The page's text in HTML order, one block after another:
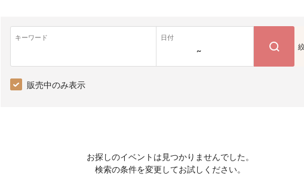
キーワード 日付
~
販売中のみ表示
お探しのイベントは見つかりませんでした。
検索の条件を変更してお試しください。